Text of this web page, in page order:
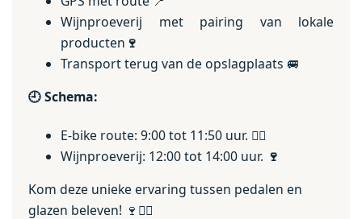
Wijnproeverij met pairing van lokale
producten 🍷
Transport terug van de opslagplaats 🚐
🕘Schema:
E-bike route: 9:00 tot 11:50 uur. 🚴‍♀️
Wijnproeverij: 12:00 tot 14:00 uur. 🍷
Kom deze unieke ervaring tussen pedalen en
glazen beleven! 🍷🚴‍♀️